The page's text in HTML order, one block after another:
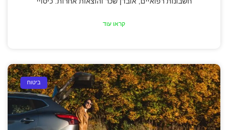
קראו עוד
ביטוח